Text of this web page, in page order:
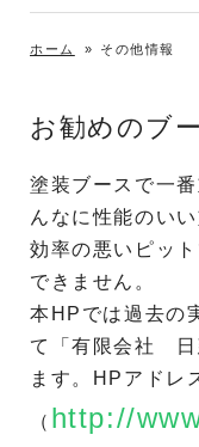
ホーム » その他情報
お勧めのブ
塗装ブースで一
んなに性能のい
効率の悪いピッ
できません。
本HPでは過去の
て「有限会社 日
ます。HPアドレ
（ http://